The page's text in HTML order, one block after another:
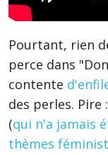
Pourtant, rien
perce dans
contente
des perles. Pire
(qui n'a jamais
thèmes